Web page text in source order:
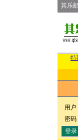
其乐
特
用户:
密码: